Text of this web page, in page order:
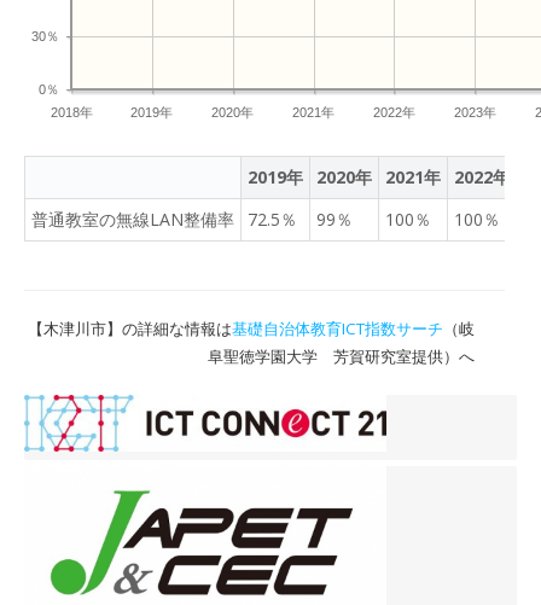
2018年 2019年 2020年 2021年 2022年 2023年
0％
30％
2019年 2020年 2021年 2022年
普通教室の無線LAN整備率
72.5％ 99％ 100％ 100％
【木津川市】の詳細な情報は基礎自治体教育ICT指数サーチ （岐
阜聖徳学園大学 芳賀研究室提供）へ